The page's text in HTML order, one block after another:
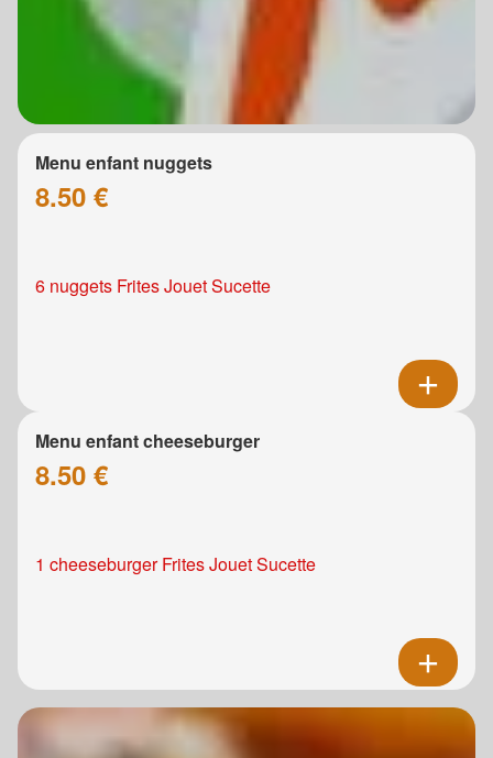
Menu enfant nuggets
8.50 €
6 nuggets Frites Jouet Sucette
Menu enfant cheeseburger
8.50 €
1 cheeseburger Frites Jouet Sucette